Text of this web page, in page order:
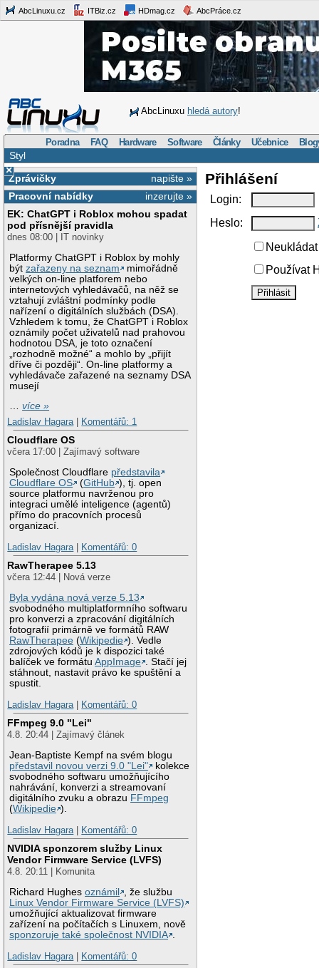
AbcLinuxu.cz ITBiz.cz HDmag.cz AbcPráce.cz
AbcLinuxu hledá autory!
Poradna FAQ Hardware Software Články Učebnice
Styl
×
napište »
Zprávičky
inzerujte »
Pracovní nabídky
EK: ChatGPT i Roblox mohou spadat
pod přísnější pravidla
dnes 08:00 | IT novinky
Platformy ChatGPT i Roblox by mohly
býtzařazeny na seznam
mimořádně
velkých on-line platforem nebo
internetových vyhledávačů, na něž se
vztahují zvláštní podmínky podle
nařízení o digitálních službách (DSA).
Vzhledem k tomu, že ChatGPT i Roblox
oznámily počet uživatelů nad prahovou
hodnotou DSA, je toto označení
„rozhodně možné“ a mohlo by „přijít
dříve či později“. On-line platformy a
vyhledávače zařazené na seznamy DSA
musejí
…více »
Ladislav Hagara
Komentářů: 1
Cloudflare OS
včera 17:00 | Zajímavý software
Společnost Cloudflare představila
Cloudflare OS
(GitHub ), tj. open
source platformu navrženou pro
integraci umělé inteligence (agentů)
přímo do pracovních procesů
organizací.
Ladislav Hagara
Komentářů: 0
RawTherapee 5.13
včera 12:44 | Nová verze
Byla vydána nová verze 5.13
svobodného multiplatformního softwaru
pro konverzi a zpracování digitálních
fotografií primárně ve formátů RAW
RawTherapee (Wikipedie ). Vedle
zdrojových kódů je k dispozici také
balíček ve formátuAppImage . Stačí jej
stáhnout, nastavit právo ke spuštění a
spustit.
Ladislav Hagara
Komentářů: 0
FFmpeg 9.0 "Lei"
4.8. 20:44 | Zajímavý článek
Jean-Baptiste Kempf na svém blogu
představil novou verzi 9.0 "Lei"
kolekce
svobodného softwaru umožňujícího
nahrávání, konverzi a streamovaní
digitálního zvuku a obrazu FFmpeg
(Wikipedie ).
Ladislav Hagara
Komentářů: 0
NVIDIA sponzorem služby Linux
Vendor Firmware Service (LVFS)
4.8. 20:11 | Komunita
Richard Hughesoznámil
, že službu
Linux Vendor Firmware Service (LVFS)
umožňující aktualizovat firmware
zařízení na počítačích s Linuxem, nově
sponzoruje také společnost NVIDIA .
Ladislav Hagara | Komentářů: 0
Přihlášení
Login:
Heslo:
Používat